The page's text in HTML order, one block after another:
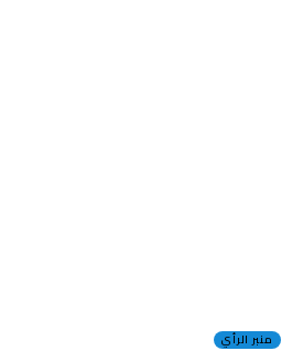
منبر الرأي